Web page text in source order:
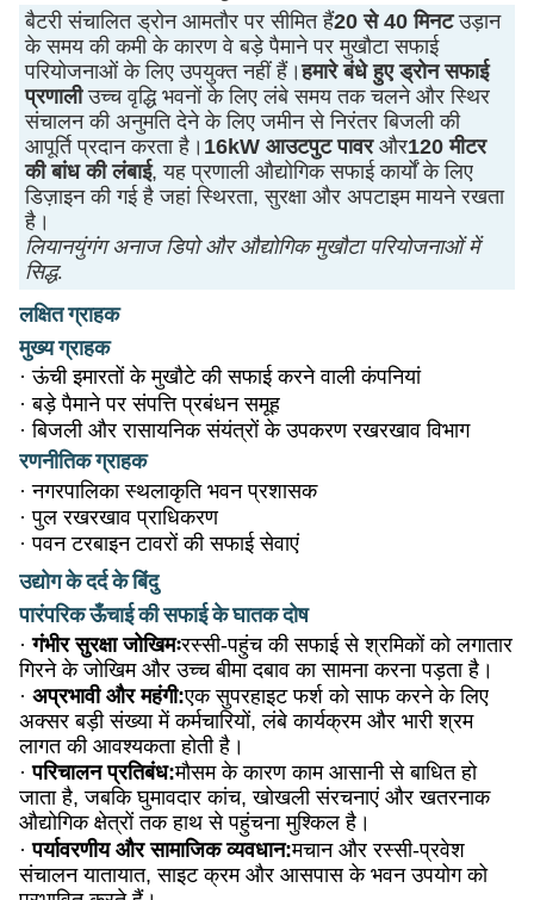
बैटरी संचालित ड्रोन आमतौर पर सीमित हैं20 से 40 मिनट उड़ान
के समय की कमी के कारण वे बड़े पैमाने पर मुखौटा सफाई
परियोजनाओं के लिए उपयुक्त नहीं हैं।हमारे बंधे हुए ड्रोन सफाई
प्रणाली उच्च वृद्धि भवनों के लिए लंबे समय तक चलने और स्थिर
संचालन की अनुमति देने के लिए जमीन से निरंतर बिजली की
आपूर्ति प्रदान करता है। 16kW आउटपुट पावर और120 मीटर
की बांध की लंबाई, यह प्रणाली औद्योगिक सफाई कार्यों के लिए
डिज़ाइन की गई है जहां स्थिरता, सुरक्षा और अपटाइम मायने रखता
है।
लियानयुंगंग अनाज डिपो और औद्योगिक मुखौटा परियोजनाओं में
सिद्ध.
लक्षित ग्राहक
मुख्य ग्राहक
· ऊंची इमारतों के मुखौटे की सफाई करने वाली कंपनियां
· बड़े पैमाने पर संपत्ति प्रबंधन समूह
· बिजली और रासायनिक संयंत्रों के उपकरण रखरखाव विभाग
रणनीतिक ग्राहक
· नगरपालिका स्थलाकृति भवन प्रशासक
· पुल रखरखाव प्राधिकरण
· पवन टरबाइन टावरों की सफाई सेवाएं
उद्योग के दर्द के बिंदु
पारंपरिक ऊँचाई की सफाई के घातक दोष
· गंभीर सुरक्षा जोखिमःरस्सी-पहुंच की सफाई से श्रमिकों को लगातार
गिरने के जोखिम और उच्च बीमा दबाव का सामना करना पड़ता है।
· अप्रभावी और महंगी:एक सुपरहाइट फर्श को साफ करने के लिए
अक्सर बड़ी संख्या में कर्मचारियों, लंबे कार्यक्रम और भारी श्रम
लागत की आवश्यकता होती है।
· परिचालन प्रतिबंध:मौसम के कारण काम आसानी से बाधित हो
जाता है, जबकि घुमावदार कांच, खोखली संरचनाएं और खतरनाक
औद्योगिक क्षेत्रों तक हाथ से पहुंचना मुश्किल है।
· पर्यावरणीय और सामाजिक व्यवधान:मचान और रस्सी-प्रवेश
संचालन यातायात, साइट क्रम और आसपास के भवन उपयोग को